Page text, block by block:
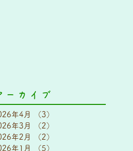
ーカイブ
年4月 （3）
年3月
（2）
年2月
（2）
年1月
（5）